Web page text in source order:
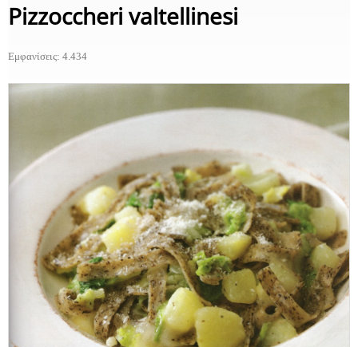
Pizzoccheri valtellinesi
Εμφανίσεις: 4.434